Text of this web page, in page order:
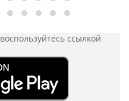
воспользуйтесь ссылкой